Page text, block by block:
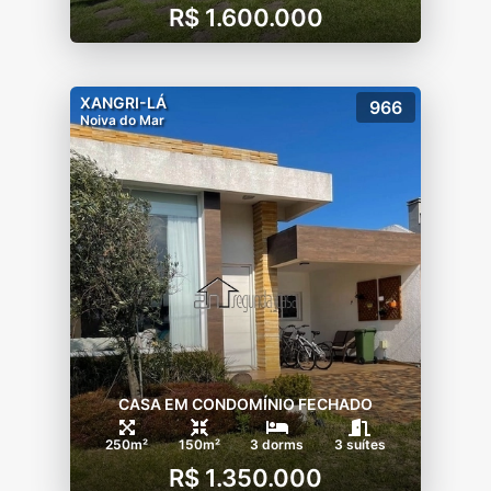
R$ 1.600.000
XANGRI-LÁ
Noiva do Mar
966
CASA EM CONDOMÍNIO FECHADO
250m² 150m² 3 dorms 3 suítes
R$ 1.350.000